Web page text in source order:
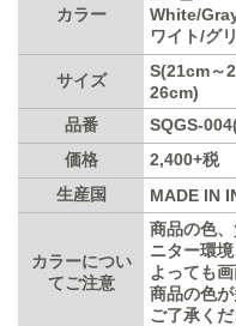
カラー
White/
ワイト/グ
サイズ
S(21cm～
26cm)
品番
SQGS-
価格
2,400+税
生産国
MADE IN
カラーについ
てご注意
商品の色
ニター環
よっても
商品の色
ご了承くだ